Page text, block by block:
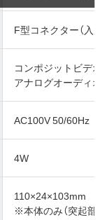
F型コネクター（入
コンポジットビデオ
アナログオーディオ
AC100V 50/60Hz
4W
110×24×103mm
※本体のみ（突起部除